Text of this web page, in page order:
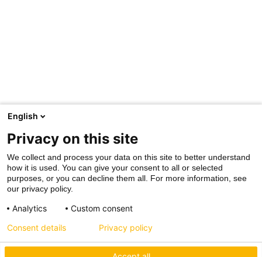
English
Privacy on this site
We collect and process your data on this site to better understand
how it is used. You can give your consent to all or selected
purposes, or you can decline them all. For more information, see
our privacy policy.
Analytics Custom consent
Consent details Privacy policy